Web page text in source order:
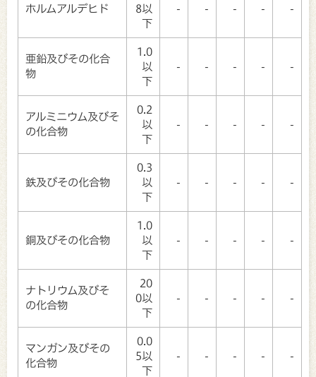
ホルムアルデヒド
8以
下
- - - - -
亜鉛及びその化合
物
1.0
以
下
- - - - -
アルミニウム及びそ
の化合物
0.2
以
下
- - - - -
鉄及びその化合物
0.3
以
下
- - - - -
銅及びその化合物
1.0
以
下
- - - - -
ナトリウム及びそ
の化合物
20
0以
下
- - - - -
マンガン及びその
化合物
0.0
5以
下
- - - - -